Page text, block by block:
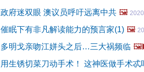
政府迷双眼 澳议员呼吁远离中共 🖼️
催眠下有非凡解读能力的预言家(1) 🖼️
多明戈亲吻江姘头之后…三大祸频临
用生锈切菜刀动手术！ 这神医做手术忒